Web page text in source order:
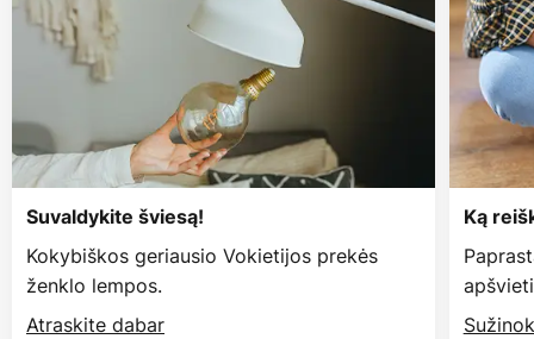
Suvaldykite šviesą!
Kokybiškos geriausio Vokietijos prekės
ženklo lempos.
Atraskite dabar
Ką